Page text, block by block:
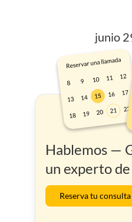
junio
Hablemos —
un experto
Reserva tu